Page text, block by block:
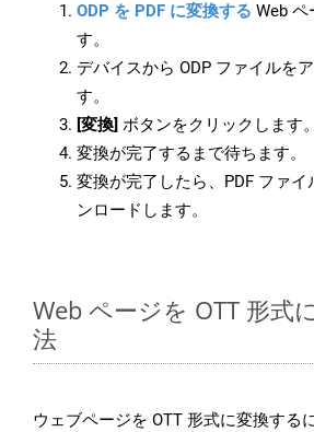
ODP を PDF に変換する Web ペ
す。
デバイスから ODP ファイルを
す。
[変換] ボタンをクリックします。
変換が完了するまで待ちます。
変換が完了したら、PDF ファイ
ンロードします。
Web ページを OTT 形式
法
ウェブページを OTT 形式に変換する